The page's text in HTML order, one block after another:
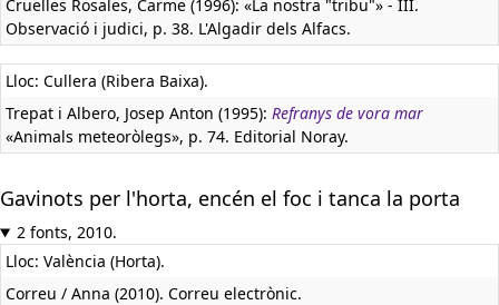
Cruelles Rosales, Carme (1996): «La nostra "tribu"» - III.
Observació i judici, p. 38. L'Algadir dels Alfacs.
Lloc: Cullera (Ribera Baixa).
Trepat i Albero, Josep Anton (1995): Refranys de vora mar
«Animals meteoròlegs», p. 74. Editorial Noray.
Gavinots per l'horta, encén el foc i tanca la porta
2 fonts, 2010.
Lloc: València (Horta).
Correu / Anna (2010). Correu electrònic.